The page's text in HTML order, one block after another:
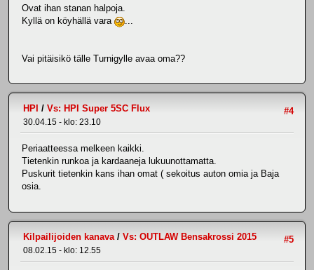
Ovat ihan stanan halpoja.
Kyllä on köyhällä vara
Vai pitäisikö tälle Turnigylle avaa oma??
#4
HPI / Vs: HPI Super 5SC Flux
30.04.15 - klo: 23.10
Periaatteessa melkeen kaikki.
Tietenkin runkoa ja kardaaneja lukuunottamatta.
Puskurit tietenkin kans ihan omat ( sekoitus auton omia ja Baja
osia.
#5
Kilpailijoiden kanava / Vs: OUTLAW Bensakrossi 2015
08.02.15 - klo: 12.55